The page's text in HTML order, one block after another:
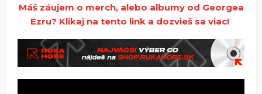
Máš záujem o merch, alebo albumy od Georgea
Ezru? Klikaj na tento link a dozvieš sa viac!